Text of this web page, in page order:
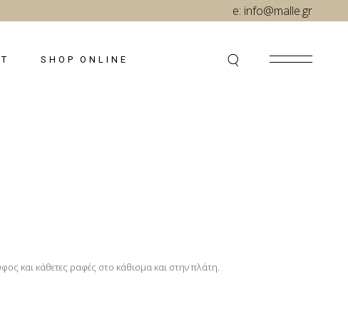
e: info@malle.gr
SHOP ONLINE
και κάθετες ραφές στο κάθισμα και στην πλάτη.